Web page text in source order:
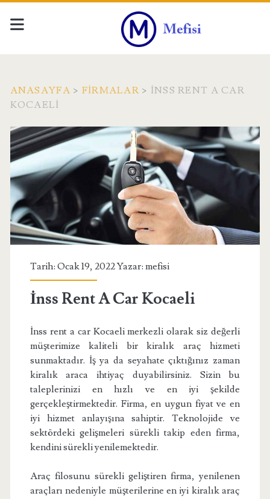
ANASAYFA > FIRMALAR> İNSS RENT A CAR
KOCAELI
Tarih: Ocak 19, 2022 Yazar: mefisi
İnss Rent A Car Kocaeli
İnss rent a car Kocaeli merkezli olarak siz değerli
müşterimize kaliteli bir kiralık araç hizmeti
sunmaktadır. İş ya da seyahate çıktığınız zaman
kiralık araca ihtiyaç duyabilirsiniz. Sizin bu
taleplerinizi en hızlı ve en iyi şekilde
gerçekleştirmektedir. Firma, en uygun fiyat ve en
iyi hizmet anlayışına sahiptir. Teknolojide ve
sektördeki gelişmeleri sürekli takip eden firma,
kendini sürekli yenilemektedir.
Araç filosunu sürekli geliştiren firma, yenilenen
araçları nedeniyle müşterilerine en iyi kiralık araç